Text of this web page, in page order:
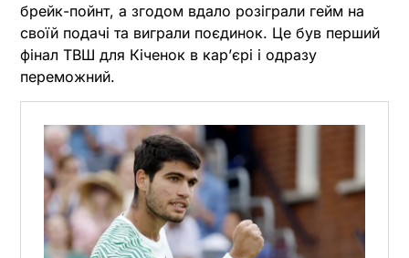
брейк-пойнт, а згодом вдало розіграли гейм на
своїй подачі та виграли поєдинок. Це був перший
фінал ТВШ для Кіченок в кар’єрі і одразу
переможний.